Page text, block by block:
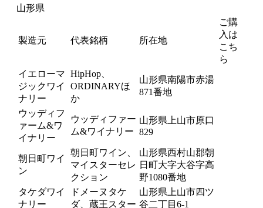
山形県
製造元 代表銘柄 所在地
ご購
入は
こち
ら
イエローマ
ジックワイ
ナリー
HipHop、
ORDINARYほ
か
山形県南陽市赤湯
871番地
ウッディフ
ァーム&ワ
イナリー
ウッディファー
ム&ワイナリー
山形県上山市原口
829
朝日町ワイ
ン
朝日町ワイン、
マイスターセレ
クション
山形県西村山郡朝
日町大字大谷字高
野1080番地
タケダワイ
ナリー
ドメーヌタケ
ダ、蔵王スター
山形県上山市四ツ
谷二丁目6-1